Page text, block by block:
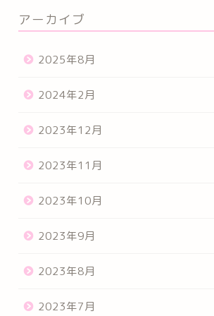
アーカイブ
2025年8月
2024年2月
2023年12月
2023年11月
2023年10月
2023年9月
2023年8月
2023年7月